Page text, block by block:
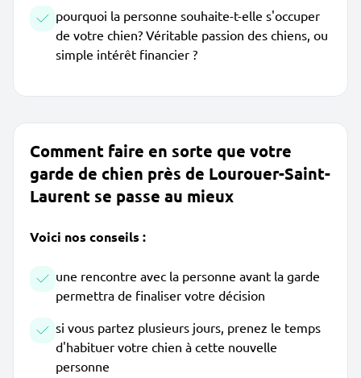
pourquoi la personne souhaite-t-elle s'occuper
de votre chien? Véritable passion des chiens, ou
simple intérêt financier ?
Comment faire en sorte que votre
garde de chien près de Lourouer-Saint-
Laurent se passe au mieux
Voici nos conseils :
une rencontre avec la personne avant la garde
permettra de finaliser votre décision
si vous partez plusieurs jours, prenez le temps
d'habituer votre chien à cette nouvelle
personne